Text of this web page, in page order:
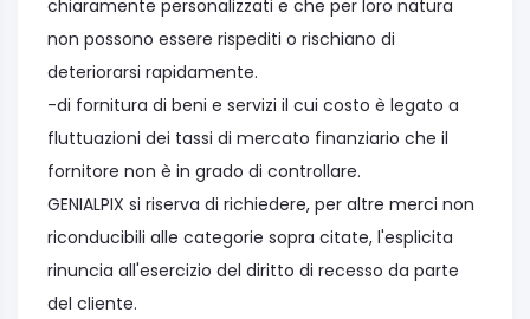
chiaramente personalizzati e che per loro natura
non possono essere rispediti o rischiano di
deteriorarsi rapidamente.
-di fornitura di beni e servizi il cui costo è legato a
fluttuazioni dei tassi di mercato finanziario che il
fornitore non è in grado di controllare.
GENIALPIX si riserva di richiedere, per altre merci non
riconducibili alle categorie sopra citate, l'esplicita
rinuncia all'esercizio del diritto di recesso da parte
del cliente.